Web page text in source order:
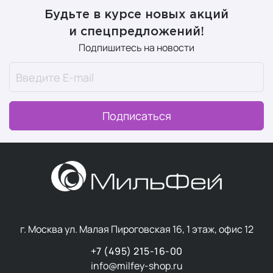
Будьте в курсе новых акций
и спецпредложений!
Подпишитесь на новости
Подписаться
г. Москва ул. Малая Пироговская 16, 1 этаж, офис 12
+7 (495) 215-16-00
info@milfey-shop.ru